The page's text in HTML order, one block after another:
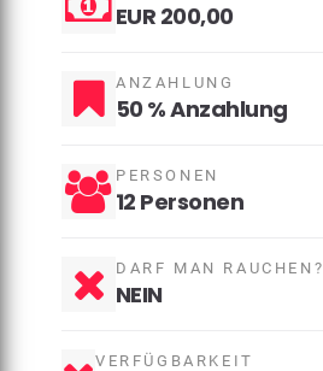
EUR 200,00
ANZAHLUNG
50 % Anzahlung
PERSONEN
12 Personen
DARF MAN RAUCHEN?
NEIN
VERFÜGBARKEIT